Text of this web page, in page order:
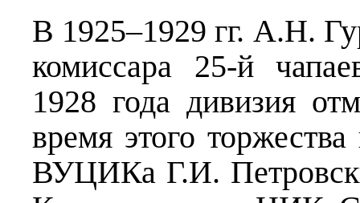
В 1925–1929 гг. А.Н.
комиссара 25-й
1928 года дивизия
время этого
ВУЦИКа Г.И.